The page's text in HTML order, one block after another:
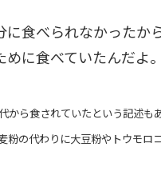
に食べられなかったか
に食べていたんだよ。
から食されていたという記述
粉の代わりに大豆粉やトウモ